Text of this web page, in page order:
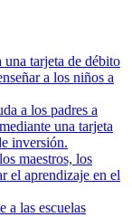
tarjeta de débito
a los niños a
a los padres a
una tarjeta
inversión.
maestros, los
el aprendizaje en el
a las escuelas